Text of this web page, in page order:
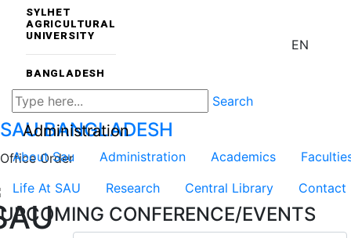
SYLHET
AGRICULTURAL
UNIVERSITY
BANGLADESH
EN
Search
SAUBANGLADESH
About Sau Administration Academics
Life At SAU
Research Central Library Contact
UPCOMING CONFERENCE/EVENTS
Administration
Office Order